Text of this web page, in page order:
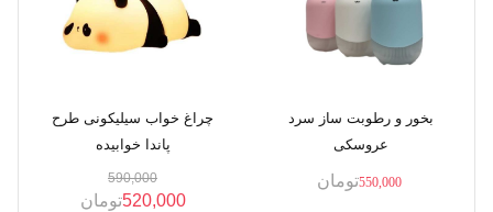
بخور و رطوبت ساز سرد
عروسکی
550,000 تومان
چراغ خواب سیلیکونی طرح
پاندا خوابیده
590,000
520,000تومان